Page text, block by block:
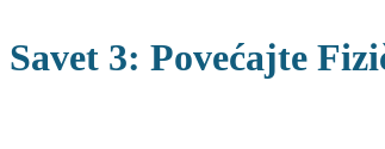
Savet 3: Povećajte